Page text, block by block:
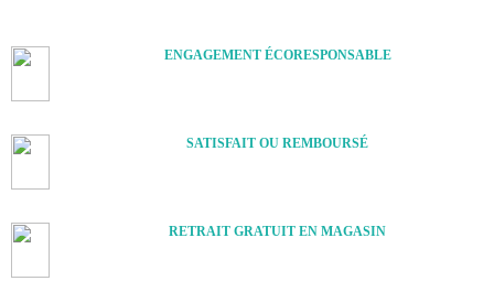
ENGAGEMENT ÉCORESPONSABLE
SATISFAIT OU REMBOURSÉ
RETRAIT GRATUIT EN MAGASIN